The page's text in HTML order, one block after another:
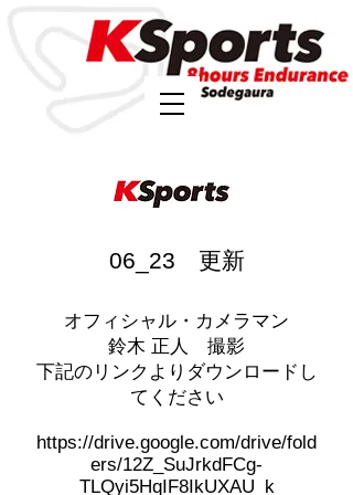
06_23 更新
オフィシャル・カメラマン
鈴木 正人 撮影
下記のリンクよりダウンロードし
てください
https://drive.google.com/drive/fold
ers/12Z_SuJrkdFCg-
TLQyi5HqIF8IkUXAU_k